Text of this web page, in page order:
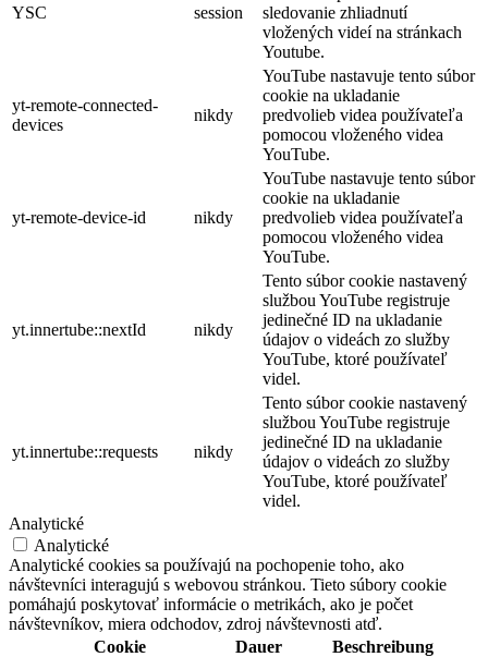
YSC session
sledovanie zhliadnutí
vložených videí na stránkach
Youtube.
yt-remote-connected-
devices
nikdy
YouTube nastavuje tento súbor
cookie na ukladanie
predvolieb videa používateľa
pomocou vloženého videa
YouTube.
yt-remote-device-id nikdy
YouTube nastavuje tento súbor
cookie na ukladanie
predvolieb videa používateľa
pomocou vloženého videa
YouTube.
yt.innertube::nextId nikdy
Tento súbor cookie nastavený
službou YouTube registruje
jedinečné ID na ukladanie
údajov o videách zo služby
YouTube, ktoré používateľ
videl.
yt.innertube::requests nikdy
Tento súbor cookie nastavený
službou YouTube registruje
jedinečné ID na ukladanie
údajov o videách zo služby
YouTube, ktoré používateľ
videl.
Analytické
Analytické
Analytické cookies sa používajú na pochopenie toho, ako
návštevníci interagujú s webovou stránkou. Tieto súbory cookie
pomáhajú poskytovať informácie o metrikách, ako je počet
návštevníkov, miera odchodov, zdroj návštevnosti atď.
Cookie
Dauer Beschreibung